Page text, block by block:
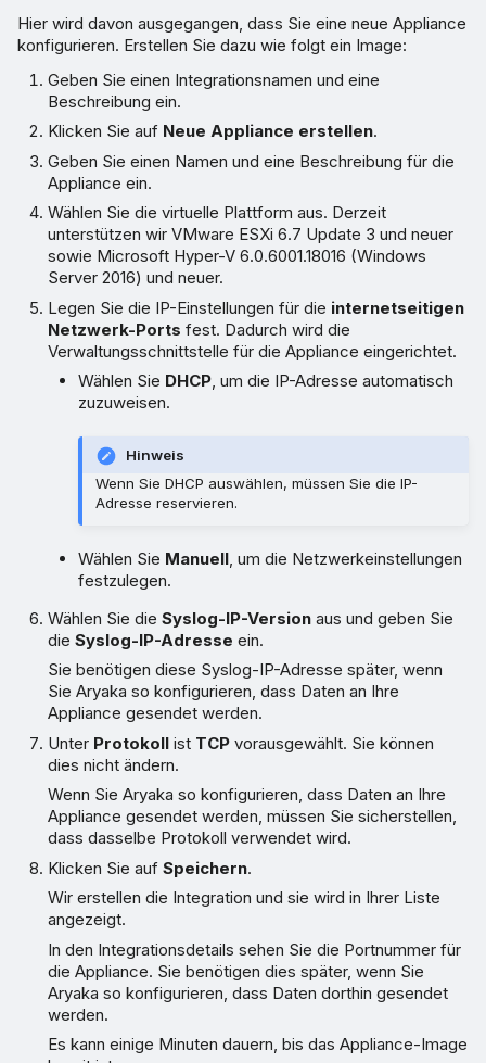
Hier wird davon ausgegangen, dass Sie eine neue Appliance
konfigurieren. Erstellen Sie dazu wie folgt ein Image:
Geben Sie einen Integrationsnamen und eine
Beschreibung ein.
Klicken Sie auf Neue Appliance erstellen.
Geben Sie einen Namen und eine Beschreibung für die
Appliance ein.
Wählen Sie die virtuelle Plattform aus. Derzeit
unterstützen wir VMware ESXi 6.7 Update 3 und neuer
sowie Microsoft Hyper-V 6.0.6001.18016 (Windows
Server 2016) und neuer.
Legen Sie die IP-Einstellungen für die internetseitigen
Netzwerk-Ports fest. Dadurch wird die
Verwaltungsschnittstelle für die Appliance eingerichtet.
Wählen Sie DHCP, um die IP-Adresse automatisch
zuzuweisen.
Hinweis
Wenn Sie DHCP auswählen, müssen Sie die IP-
Adresse reservieren.
Wählen Sie Manuell , um die Netzwerkeinstellungen
festzulegen.
Wählen Sie dieSyslog-IP-Version aus und geben Sie
dieSyslog-IP-Adresse ein.
Sie benötigen diese Syslog-IP-Adresse später, wenn
Sie Aryaka so konfigurieren, dass Daten an Ihre
Appliance gesendet werden.
Unter Protokoll ist TCP vorausgewählt. Sie können
dies nicht ändern.
Wenn Sie Aryaka so konfigurieren, dass Daten an Ihre
Appliance gesendet werden, müssen Sie sicherstellen,
dass dasselbe Protokoll verwendet wird.
Klicken Sie aufSpeichern.
Wir erstellen die Integration und sie wird in Ihrer Liste
angezeigt.
In den Integrationsdetails sehen Sie die Portnummer für
die Appliance. Sie benötigen dies später, wenn Sie
Aryaka so konfigurieren, dass Daten dorthin gesendet
werden.
Es kann einige Minuten dauern, bis das Appliance-Image